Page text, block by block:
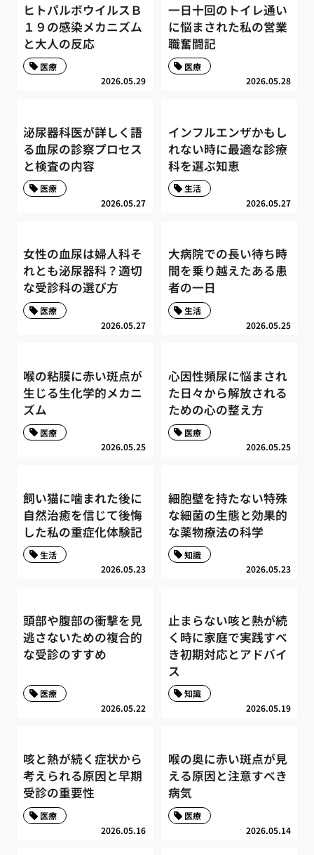
ヒトパルボウイルスＢ
１９の感染メカニズム
と大人の反応
2026.05.29
医療
一日十回のトイレ通い
に悩まされた私の営業
職奮闘記
2026.05.28
医療
泌尿器科医が詳しく語
る血尿の診察プロセス
と検査の内容
2026.05.27
医療
インフルエンザかもし
れない時に最適な診療
科を選ぶ知恵
2026.05.27
生活
女性の血尿は婦人科そ
れとも泌尿器科？適切
な受診科の選び方
2026.05.27
医療
大病院での長い待ち時
間を乗り越えたある患
者の一日
2026.05.25
生活
喉の粘膜に赤い斑点が
生じる生化学的メカニ
ズム
2026.05.25
医療
心因性頻尿に悩まされ
た日々から解放される
ための心の整え方
2026.05.25
医療
飼い猫に噛まれた後に
自然治癒を信じて後悔
した私の重症化体験記
2026.05.23
生活
細胞壁を持たない特殊
な細菌の生態と効果的
な薬物療法の科学
2026.05.23
知識
頭部や腹部の衝撃を見
逃さないための複合的
な受診のすすめ
2026.05.22
医療
止まらない咳と熱が続
く時に家庭で実践すべ
き初期対応とアドバイ
ス
2026.05.19
知識
咳と熱が続く症状から
考えられる原因と早期
受診の重要性
2026.05.16
医療
喉の奥に赤い斑点が見
える原因と注意すべき
病気
2026.05.14
医療